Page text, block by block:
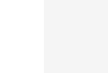
Thank U All
Watch My